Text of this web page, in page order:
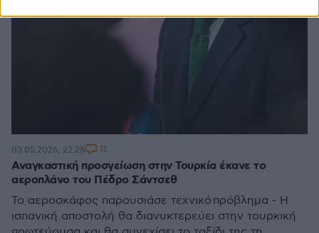
Αναγκαστική προσγείωση στην Τουρκία έκανε το
αεροπλάνο του Πέδρο Σάντσεθ
Το αεροσκάφος παρουσιάσε τεχνικό πρόβλημα - Η
ισπανική αποστολή θα διανυκτερεύει στην τουρκική
03.05.2026, 22:28 11